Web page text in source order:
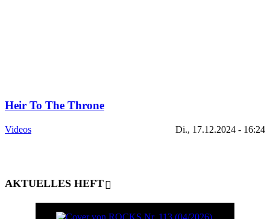
Heir To The Throne
Videos Di., 17.12.2024 - 16:24
AKTUELLES HEFT